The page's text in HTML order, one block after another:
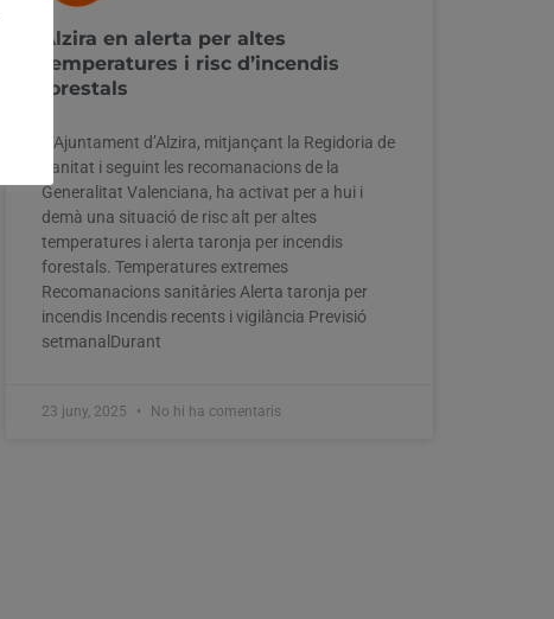
Alzira en alerta per altes
temperatures i risc d’incendis
forestals
L’Ajuntament d’Alzira, mitjançant la Regidoria de
Sanitat i seguint les recomanacions de la
Generalitat Valenciana, ha activat per a hui i
demà una situació de risc alt per altes
temperatures i alerta taronja per incendis
forestals. Temperatures extremes
Recomanacions sanitàries Alerta taronja per
incendis Incendis recents i vigilància Previsió
setmanalDurant
23 juny, 2025 No hi ha comentaris